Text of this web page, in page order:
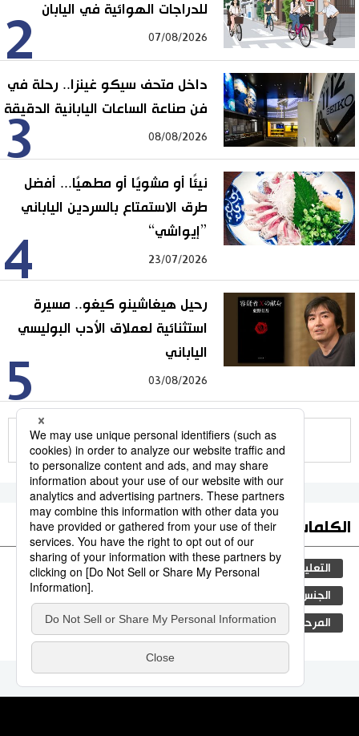
2
للدراجات الهوائية في اليابان
07/08/2026
3
داخل متحف سيكو غينزا.. رحلة في
فن صناعة الساعات اليابانية الدقيقة
08/08/2026
4
نيئًا أو مشويًا أو مطهيًا... أفضل
طرق الاستمتاع بالسردين الياباني
”إيواشي“
23/07/2026
5
رحيل هيغاشينو كيغو.. مسيرة
استثنائية لعملاق الأدب البوليسي
الياباني
03/08/2026
للمزيد
الكلمات الأكثر بحثا
التعليم الياباني مجتمع ثقافة طوكيو
الجنس
المرحلة الابتدائية جيجي برس